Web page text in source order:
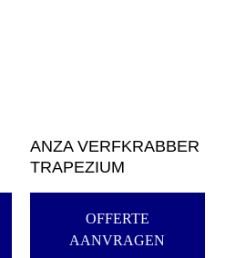
ANZA VERFKRABBER
TRAPEZIUM
OFFERTE
AANVRAGEN